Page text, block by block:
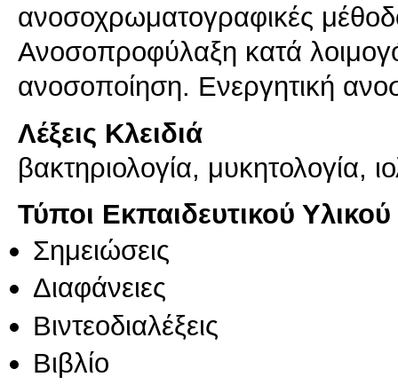
ανοσοχρωματογραφικές
Ανοσοπροφύλαξη κατά
ανοσοποίηση. Ενεργητική
Λέξεις Κλειδιά
βακτηριολογία, μυκητολογία,
Τύποι Εκπαιδευτικού Υλικού
Σημειώσεις
Διαφάνειες
Βιντεοδιαλέξεις
Βιβλίο